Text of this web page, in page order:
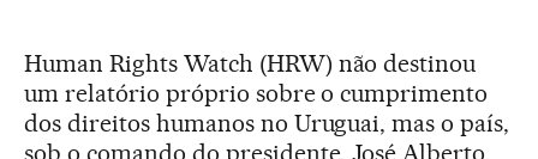
Human Rights Watch (HRW) não destinou
um relatório próprio sobre o cumprimento
dos direitos humanos no Uruguai, mas o país,
sob o comando do presidente, José Alberto